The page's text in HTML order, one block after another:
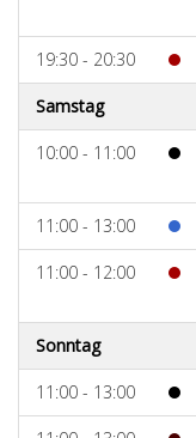
19:30 - 20:30
Samstag
10:00 - 11:00
11:00 - 13:00
11:00 - 12:00
Sonntag
11:00 - 13:00